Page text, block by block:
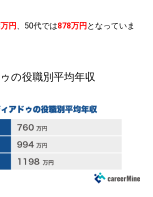
円 、50代では878万円 となっていま
の役職別平均年収